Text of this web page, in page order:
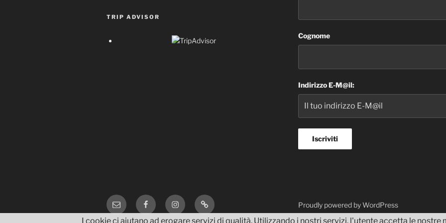
TRIP ADVISOR
Cognome
Indirizzo E-M@il:
Email FacebookInstagramTripAdvisor Proudly powered by WordPress
I cookie ci aiutano ad erogare servizi di qualità. Utilizzando i nostri servizi, l'utente accetta le nostre